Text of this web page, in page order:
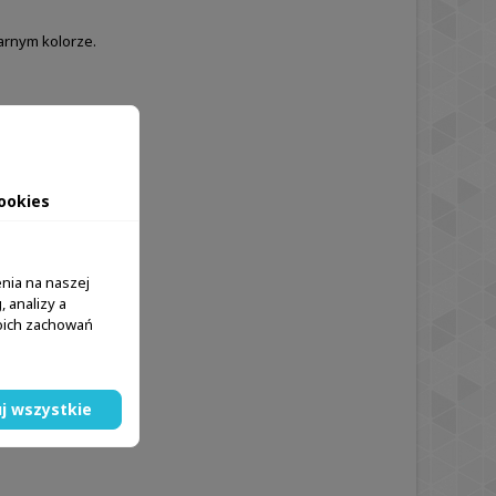
kolorze.
dźwięku
na naszej
analizy a
zachowań
wszystkie